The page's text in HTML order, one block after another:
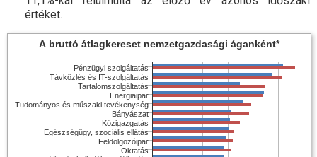
értéket.
A bruttó átlagkereset nemzetgazdasági áganként*
Pénzügyi szolgáltatás
Távközlés és IT-szolgáltatás
Tartalomszolgáltatás
Energiaipar
Tudományos és műszaki tevékenység
Bányászat
Közigazgatás
Egészségügy, szociális ellátás
Feldolgozóipar
Oktatás